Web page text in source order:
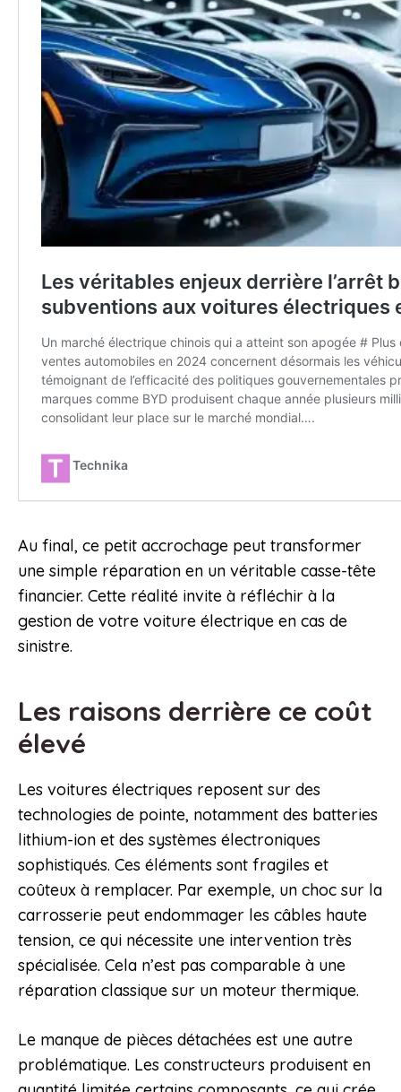
Au final, ce petit accrochage peut transformer
une simple réparation en un véritable casse-tête
financier. Cette réalité invite à réfléchir à la
gestion de votre voiture électrique en cas de
sinistre.
Les raisons derrière ce coût
élevé
Les voitures électriques reposent sur des
technologies de pointe, notamment des batteries
lithium-ion et des systèmes électroniques
sophistiqués. Ces éléments sont fragiles et
coûteux à remplacer. Par exemple, un choc sur la
carrosserie peut endommager les câbles haute
tension, ce qui nécessite une intervention très
spécialisée. Cela n’est pas comparable à une
réparation classique sur un moteur thermique.
Le manque de pièces détachées est une autre
problématique. Les constructeurs produisent en